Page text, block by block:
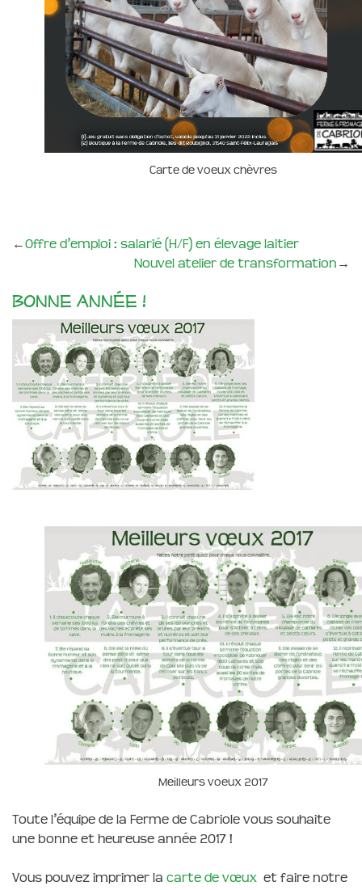
Carte de voeux chèvres
←Offre d’emploi : salarié (H/F) en élevage laitier
Nouvel atelier de transformation →
Bonne année !
Meilleurs voeux 2017
Toute l’équipe de la Ferme de Cabriole vous souhaite
une bonne et heureuse année 2017 !
Vous pouvez imprimer la carte de vœux et faire notre